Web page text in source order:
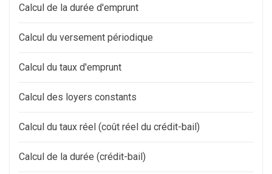
Calcul de la durée d'emprunt
Calcul du versement périodique
Calcul du taux d'emprunt
Calcul des loyers constants
Calcul du taux réel (coût réel du crédit-bail)
Calcul de la durée (crédit-bail)